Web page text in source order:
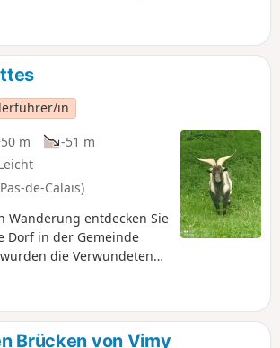
Sie kommen am
vorbei. Die
auf gut
in
m
-51 m
de-Calais)
Wanderung entdecken Sie
Dorf in der Gemeinde
die Verwundeten
darunter die
Ridge vom 9. bis 12. April
Tümpel rund um Vimy
Brücken von Vimy